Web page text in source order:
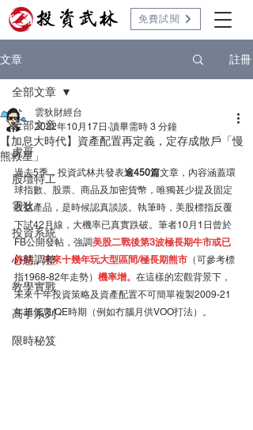
免費試閱
文章 註冊
全部文章
虎哥
股壇特工
雲狄
投資系統
心態調整
教學實戰
高手系列
限時秘笈
全部文章
【加息大時代】資產配置再定義，定存成散戶「慢
熊救星」
雲狄財經台
2022年10月17日 讀畢需時 3 分鐘
過去5季，投資武林共發表逾450篇文章，內容涵蓋環
球指數、股票、商品及加密貨幣，唯獨甚少提及固定
收益產品，是時候認真談談。執筆時，美股標指反覆
下試42月線，大機率已真實跌破。筆者10月1日曾於
FB公開發帖，強調美股二戰後第3波極長期牛市或已
終結，未來十幾年玩大型區間/極長期熊市 （可參考標
指1968-82年走勢） 機率增。 在這樣的宏觀背景下，
未來十年投資策略及資產配置不可簡單複製2009-21
年超低息/QE時期（例如冇腦月供VOO打法）。